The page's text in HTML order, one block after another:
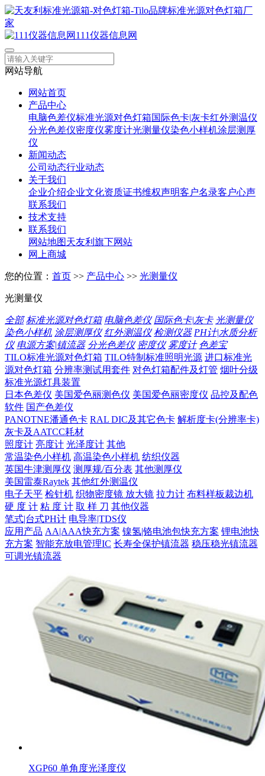
111仪器信息网
网站导航
网站首页
产品中心
电脑色差仪标准光源对色灯箱国际色卡|灰卡红外测温仪
分光色差仪密度仪雾度计光测量仪染色小样机涂层测厚
仪
新闻动态
公司动态行业动态
关于我们
企业介绍企业文化资质证书维权声明客户名录客户心声
联系我们
技术支持
联系我们
网站地图天友利旗下网站
网上商城
您的位置： 首页 >> 产品中心 >> 光测量仪
光测量仪
全部 标准光源对色灯箱 电脑色差仪 国际色卡|灰卡 光测量仪
染色小样机 涂层测厚仪 红外测温仪 检测仪器 PH计|水质分析
仪 电源方案|镇流器 分光色差仪 密度仪 雾度计 色差宝
TILO标准光源对色灯箱 TILO特制标准照明光源 进口标准光
源对色灯箱 分辨率测试用套件 对色灯箱配件及灯管 烟叶分级
标准光源灯具装置
日本色差仪 美国爱色丽测色仪 美国爱色丽密度仪 品控及配色
软件 国产色差仪
PANOTNE潘通色卡 RAL DIC及其它色卡 解析度卡(分辨率卡)
灰卡及AATCC耗材
照度计 亮度计 光泽度计 其他
常温染色小样机 高温染色小样机 纺织仪器
英国牛津测厚仪 测厚规/百分表 其他测厚仪
美国雷泰Raytek 其他红外测温仪
电子天平 检针机 织物密度镜 放大镜 拉力计 布料样板裁边机
硬 度 计 粘 度 计 取 样 刀 其他仪器
笔式|台式PH计 电导率|TDS仪
应用产品 AA|AAA快充方案 镍氢|铬电池包快充方案 锂电池快
充方案 智能充放电管理IC 长寿全保护镇流器 稳压稳光镇流器
可调光镇流器
XGP60 单角度光泽度仪